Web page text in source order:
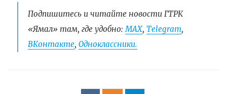
Подпишитесь и читайте новости ГТРК
«Ямал» там, где удобно:МАХ, Telegram,
ВКонтакте, Одноклассники.